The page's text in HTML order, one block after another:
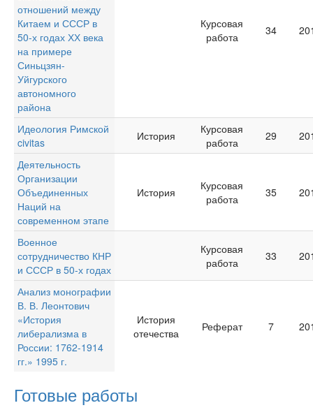
отношений между
Китаем и СССР в
50-х годах ХХ века
на примере
Синьцзян-
Уйгурского
автономного
района
Курсовая
работа
34
Идеология Римской
civitas
История
Курсовая
работа
29
Деятельность
Организации
Объединенных
Наций на
современном этапе
История
Курсовая
работа
35
Военное
сотрудничество КНР
и СССР в 50-х годах
Курсовая
работа
33
Анализ монографии
В. В. Леонтович
«История
либерализма в
России: 1762-1914
гг.» 1995 г.
История
отечества
Реферат 7
Готовые работы